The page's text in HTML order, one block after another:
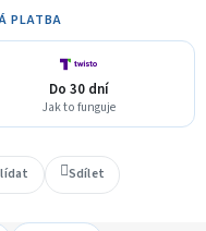
PLATBA
Do 30 dní
Jak to funguje
Sdílet